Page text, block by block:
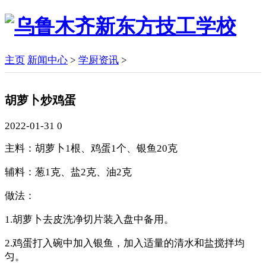
主页 新闻中心 > 学厨资讯 >
胡萝卜炒鸡蛋
2022-01-31 0
主料：胡萝卜1根、鸡蛋1个、银鱼20克
辅料：葱1克、盐2克、油2克
做法：
1.胡萝卜去皮洗净切片装入盘中备用。
2.鸡蛋打入碗中加入银鱼，加入适量的清水和盐搅拌均
匀。